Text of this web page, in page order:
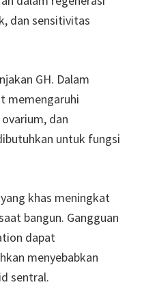
dan sensitivitas
GH. Dalam
memengaruhi
dan
untuk fungsi
khas meningkat
bangun. Gangguan
dapat
menyebabkan
sentral.